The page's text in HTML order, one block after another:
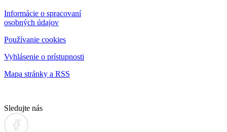
Informácie o spracovaní
osobných údajov
Používanie cookies
Vyhlásenie o prístupnosti
Mapa stránky a RSS
Sledujte nás